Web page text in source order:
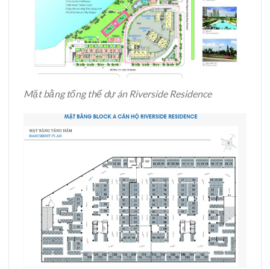
Mặt bằng tổng thể dự án Riverside Residence